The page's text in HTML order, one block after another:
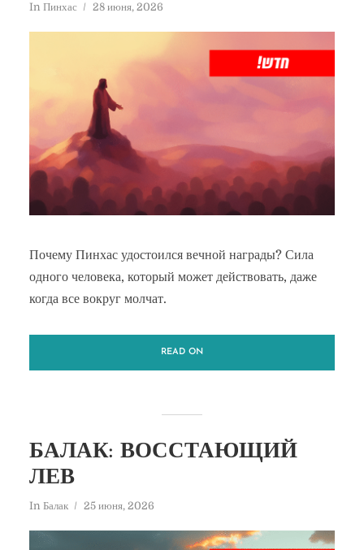
In Пинхас 28 июня, 2026
Почему Пинхас удостоился вечной награды? Сила
одного человека, который может действовать, даже
когда все вокруг молчат.
READ ON
БАЛАК: ВОССТАЮЩИЙ
ЛЕВ
In Балак 25 июня, 2026